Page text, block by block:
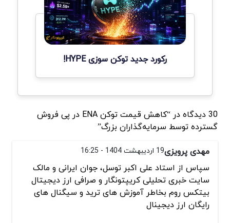
رکورد جدید توکن سوزی HYPE!
30 دیدگاه در “کاهش قیمت توکن ENA در پی فروش
گسترده توسط سرمایه‌گذاران بزرگ”
مهدی پرویزی19 اردیبهشت 1404 - 16:25
سپاس از استاد علی اکبر توسل، جوان ایرانی و مالک
سایت خبری تحلیلی کریپتونگار و صرافی ارز دیجیتال
بیتکس روم بخاطر آموزش های ترید و سیگنال های
رایگان ارز دیجینال